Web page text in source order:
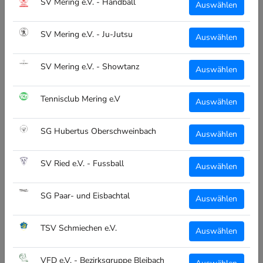
Auswählen
SV Mering e.V. - Ju-Jutsu Auswählen
SV Mering e.V. - Showtanz Auswählen
Tennisclub Mering e.V Auswählen
SG Hubertus Oberschweinbach Auswählen
SV Ried e.V. - Fussball Auswählen
SG Paar- und Eisbachtal Auswählen
TSV Schmiechen e.V. Auswählen
VFD e.V. - Bezirksgruppe Bleibach
Abwicklung, Produktion, Veredelung und Versand alles aus
einer Hand, Made in Bayern!
Teamsportanbieter -> Interesse für einen Shop für deine
Vereine, meld dich einfach bei uns!
Über Uns
Vereinsübersicht
Impressum
Datenschutz